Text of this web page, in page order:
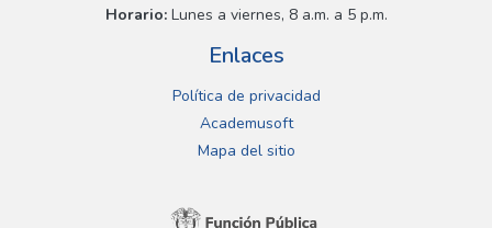
Horario:Lunes a viernes, 8 a.m. a 5 p.m.
Enlaces
Política de privacidad
Academusoft
Mapa del sitio